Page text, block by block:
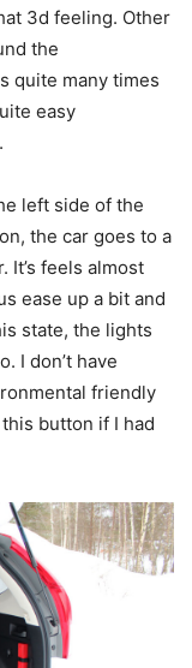
3d feeling. Other
the
quite many times
easy
left side of the
the car goes to a
It’s feels almost
ease up a bit and
state, the lights
I don’t have
friendly
button if I had